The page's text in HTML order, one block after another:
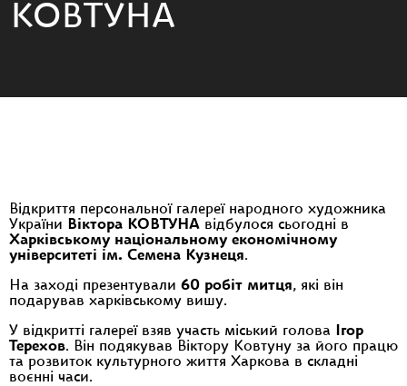
КОВТУНА
Відкриття персональної галереї народного художника
України
Віктора КОВТУНА відбулося сьогодні в
Харківському національному економічному
університеті ім. Семена Кузнеця.
На заході презентували 60 робіт митця, які він
подарував харківському вишу.
У відкритті галереї взяв участь міський голова
Ігор
Терехов. Він подякував Віктору Ковтуну за його працю
та розвиток культурного життя Харкова в складні
воєнні часи.